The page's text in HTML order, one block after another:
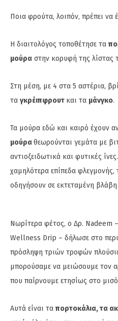
Ποια φρούτα, λοιπόν, πρέπει να
Η διαιτολόγος τοποθέτησε τα
μούρα στην κορυφή της λίστας
Στη μέση, με 4 στα 5 αστέρια,
τα γκρέιπφρουτ και τα μάνγκο.
Τα μούρα εδώ και καιρό έχουν
μούραθεωρούνται γεμάτα με
αντιοξειδωτικά και φυτικές
χαμηλότερα επίπεδα
οδηγήσουν σε εκτεταμένη
Νωρίτερα φέτος, ο Δρ. Nadeem –
Wellness Drip – δήλωσε στο
πρόσληψη τριών τροφών
μπορούσαμε να μειώσουμε τον
που παίρνουμε ετησίως στο
Αυτά είναι ταπορτοκάλια, τα